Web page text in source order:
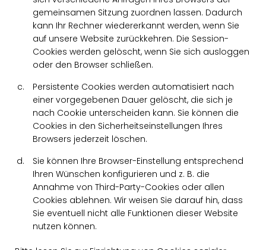
gemeinsamen Sitzung zuordnen lassen. Dadurch
kann Ihr Rechner wiedererkannt werden, wenn Sie
auf unsere Website zurückkehren. Die Session-
Cookies werden gelöscht, wenn Sie sich ausloggen
oder den Browser schließen.
Persistente Cookies werden automatisiert nach
einer vorgegebenen Dauer gelöscht, die sich je
nach Cookie unterscheiden kann. Sie können die
Cookies in den Sicherheitseinstellungen Ihres
Browsers jederzeit löschen.
Sie können Ihre Browser-Einstellung entsprechend
Ihren Wünschen konfigurieren und z. B. die
Annahme von Third-Party-Cookies oder allen
Cookies ablehnen. Wir weisen Sie darauf hin, dass
Sie eventuell nicht alle Funktionen dieser Website
nutzen können.